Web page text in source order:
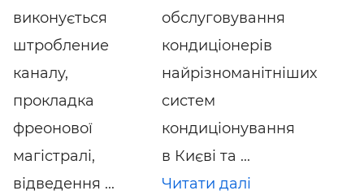
виконується
штробление
каналу,
прокладка
фреонової
магістралі,
відведення ...
обслуговування
кондиціонерів
найрізноманітніших
систем
кондиціонування
в Києві та ...
Читати далі